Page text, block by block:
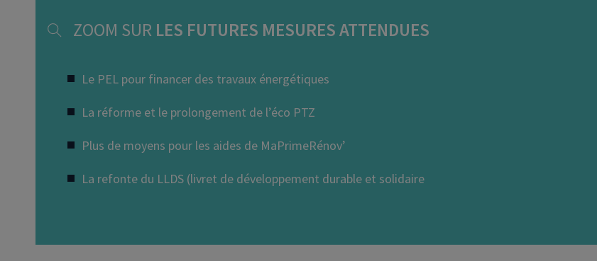
ZOOM SUR LES FUTURES MESURES ATTENDUES
Le PEL pour financer des travaux énergétiques
La réforme et le prolongement de l’éco PTZ
Plus de moyens pour les aides de MaPrimeRénov’
La refonte du LLDS (livret de développement durable et solidaire